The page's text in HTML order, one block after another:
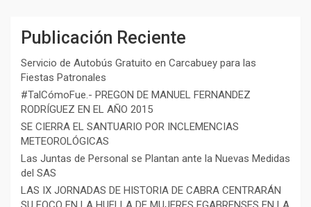
Publicación Reciente
Servicio de Autobús Gratuito en Carcabuey para las
Fiestas Patronales
#TalCómoFue.- PREGON DE MANUEL FERNANDEZ
RODRÍGUEZ EN EL AÑO 2015
SE CIERRA EL SANTUARIO POR INCLEMENCIAS
METEOROLÓGICAS
Las Juntas de Personal se Plantan ante la Nuevas Medidas
del SAS
LAS IX JORNADAS DE HISTORIA DE CABRA CENTRARÁN